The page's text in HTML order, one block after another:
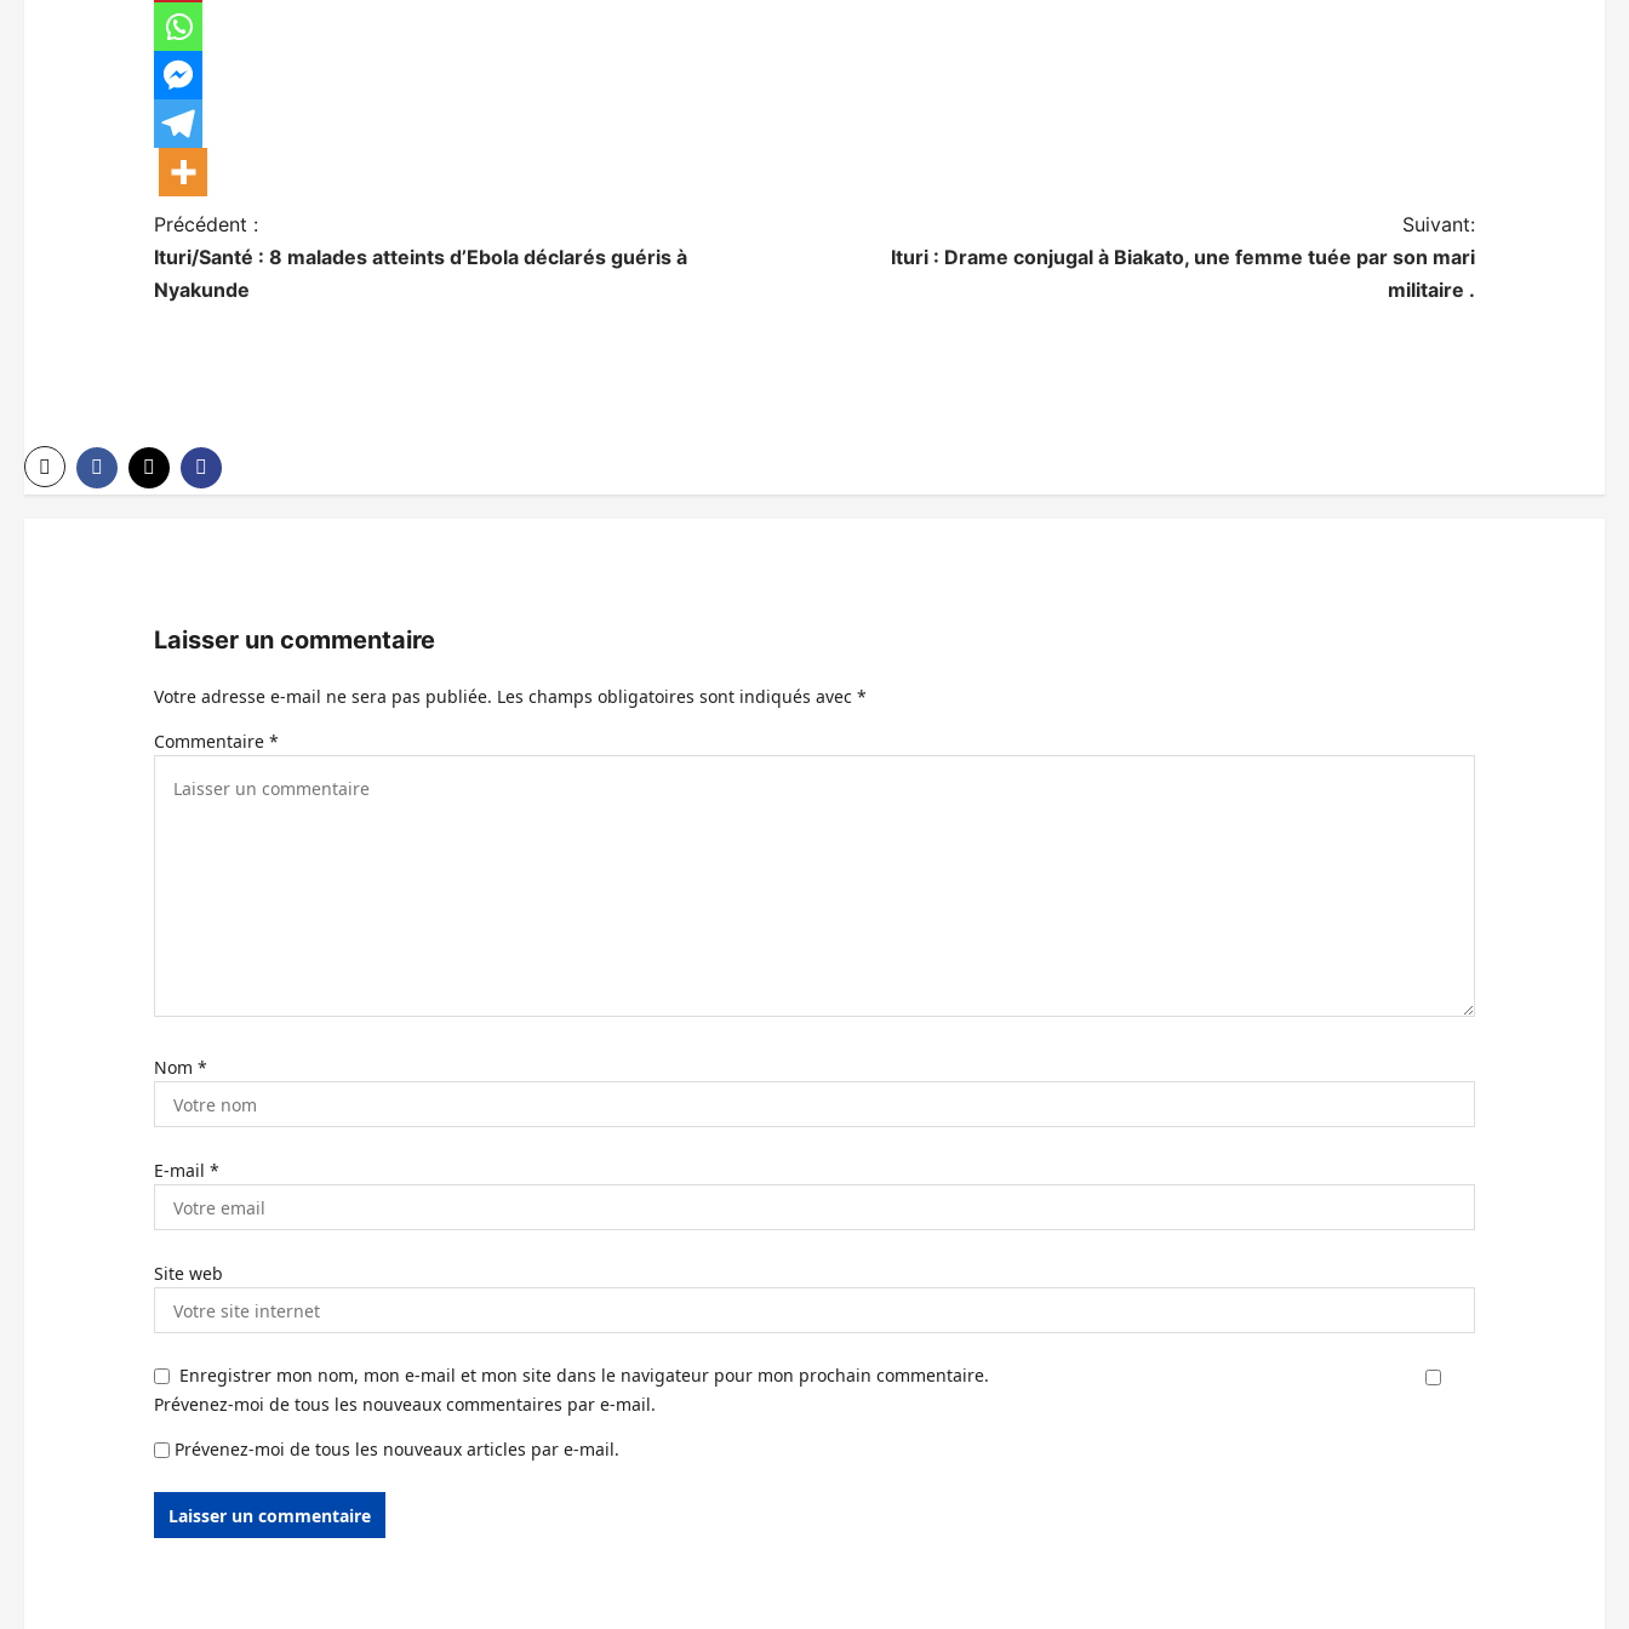
N
a
a
t
’
a
e
Précédent :
Ituri/Santé : 8 malades atteints d’Ebola déclarés guéris à
Nyakunde
Suivant:
Ituri : Drame conjugal à Biakato, une femme tuée par son mari
militaire .
Laisser un commentaire
Votre adresse e-mail ne sera pas publiée. Les champs obligatoires sont indiqués avec *
Commentaire *
Nom *
E-mail *
Site web
Enregistrer mon nom, mon e-mail et mon site dans le navigateur pour mon prochain commentaire.
Prévenez-moi de tous les nouveaux commentaires par e-mail.
Prévenez-moi de tous les nouveaux articles par e-mail.